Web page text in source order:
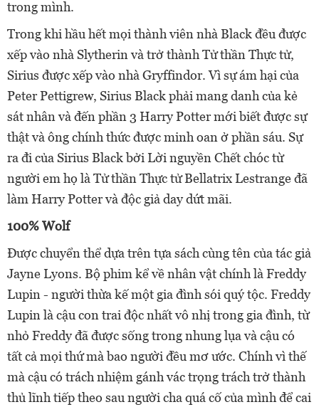
trong mình.
Trong khi hầu hết mọi thành viên nhà Black đều được
xếp vào nhà Slytherin và trở thành Tử thần Thực tử,
Sirius được xếp vào nhà Gryffindor. Vì sự ám hại của
Peter Pettigrew, Sirius Black phải mang danh của kẻ
sát nhân và đến phần 3 Harry Potter mới biết được sự
thật và ông chính thức được minh oan ở phần sáu. Sự
ra đi của Sirius Black bởi Lời nguyền Chết chóc từ
người em họ là Tử thần Thực tử Bellatrix Lestrange đã
làm Harry Potter và độc giả day dứt mãi.
100% Wolf
Được chuyển thể dựa trên tựa sách cùng tên của tác giả
Jayne Lyons. Bộ phim kể về nhân vật chính là Freddy
Lupin - người thừa kế một gia đình sói quý tộc. Freddy
Lupin là cậu con trai độc nhất vô nhị trong gia đình, từ
nhỏ Freddy đã được sống trong nhung lụa và cậu có
tất cả mọi thứ mà bao người đều mơ ước. Chính vì thế
mà cậu có trách nhiệm gánh vác trọng trách trở thành
thủ lĩnh tiếp theo sau người cha quá cố của mình để cai